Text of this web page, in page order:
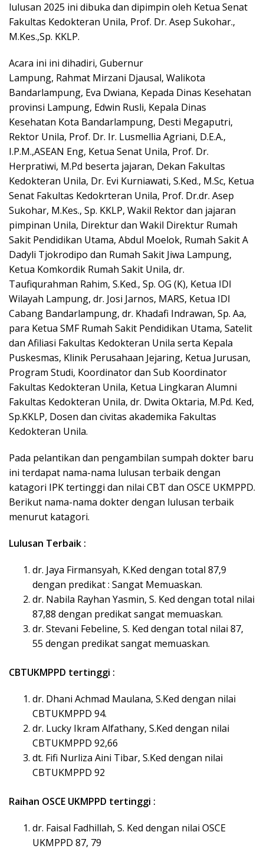
lulusan 2025 ini dibuka dan dipimpin oleh Ketua Senat
Fakultas Kedokteran Unila, Prof. Dr. Asep Sukohar.,
M.Kes.,Sp. KKLP.
Acara ini ini dihadiri, Gubernur
Lampung, Rahmat Mirzani Djausal, Walikota
Bandarlampung, Eva Dwiana, Kepada Dinas Kesehatan
provinsi Lampung, Edwin Rusli, Kepala Dinas
Kesehatan Kota Bandarlampung, Desti Megaputri,
Rektor Unila, Prof. Dr. Ir. Lusmellia Agriani, D.E.A.,
I.P.M.,ASEAN Eng, Ketua Senat Unila, Prof. Dr.
Herpratiwi, M.Pd beserta jajaran, Dekan Fakultas
Kedokteran Unila, Dr. Evi Kurniawati, S.Ked., M.Sc, Ketua
Senat Fakultas Kedokrteran Unila, Prof. Dr.dr. Asep
Sukohar, M.Kes., Sp. KKLP, Wakil Rektor dan jajaran
pimpinan Unila, Direktur dan Wakil Direktur Rumah
Sakit Pendidikan Utama, Abdul Moelok, Rumah Sakit A
Dadyli Tjokrodipo dan Rumah Sakit Jiwa Lampung,
Ketua Komkordik Rumah Sakit Unila, dr.
Taufiqurahman Rahim, S.Ked., Sp. OG (K), Ketua IDI
Wilayah Lampung, dr. Josi Jarnos, MARS, Ketua IDI
Cabang Bandarlampung, dr. Khadafi Indrawan, Sp. Aa,
para Ketua SMF Rumah Sakit Pendidikan Utama, Satelit
dan Afiliasi Fakultas Kedokteran Unila serta Kepala
Puskesmas, Klinik Perusahaan Jejaring, Ketua Jurusan,
Program Studi, Koordinator dan Sub Koordinator
Fakultas Kedokteran Unila, Ketua Lingkaran Alumni
Fakultas Kedokteran Unila, dr. Dwita Oktaria, M.Pd. Ked,
Sp.KKLP, Dosen dan civitas akademika Fakultas
Kedokteran Unila.
Pada pelantikan dan pengambilan sumpah dokter baru
ini terdapat nama-nama lulusan terbaik dengan
katagori IPK tertinggi dan nilai CBT dan OSCE UKMPPD.
Berikut nama-nama dokter dengan lulusan terbaik
menurut katagori.
Lulusan Terbaik :
dr. Jaya Firmansyah, K.Ked dengan total 87,9
dengan predikat : Sangat Memuaskan.
dr. Nabila Rayhan Yasmin, S. Ked dengan total nilai
87,88 dengan predikat sangat memuaskan.
dr. Stevani Febeline, S. Ked dengan total nilai 87,
55 dengan predikat sangat memuaskan.
CBTUKMPPD tertinggi :
dr. Dhani Achmad Maulana, S.Ked dengan nilai
CBTUKMPPD 94.
dr. Lucky Ikram Alfathany, S.Ked dengan nilai
CBTUKMPPD 92,66
dt. Fifi Nurliza Aini Tibar, S.Ked dengan nilai
CBTUKMPPD 92
Raihan OSCE UKMPPD tertinggi :
dr. Faisal Fadhillah, S. Ked dengan nilai OSCE
UKMPPD 87, 79